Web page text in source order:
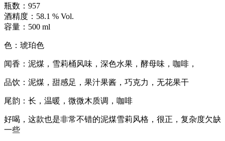
瓶数：957
酒精度：58.1 % Vol.
容量：500 ml
色：琥珀色
闻香：泥煤，雪莉桶风味，深色水果，酵母味，咖啡，
品饮：泥煤，甜感足，果汁果酱，巧克力，无花果干
尾韵：长，温暖，微微木质调，咖啡
好喝，这款也是非常不错的泥煤雪莉风格，很正，复杂度欠缺
一些